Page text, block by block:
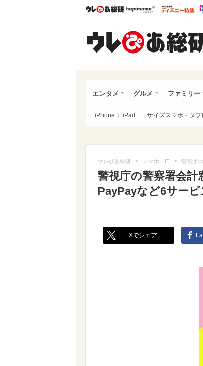
ウレぴあ総研ハピママ*
エンタメ グルメ ファミリー
iPhone iPad Lサイズスマホ・タブ
ウレぴあ総研 > スマホ・IT > 警視庁
警視庁の警察署会
PayPayなど6サービ
Xでシェア